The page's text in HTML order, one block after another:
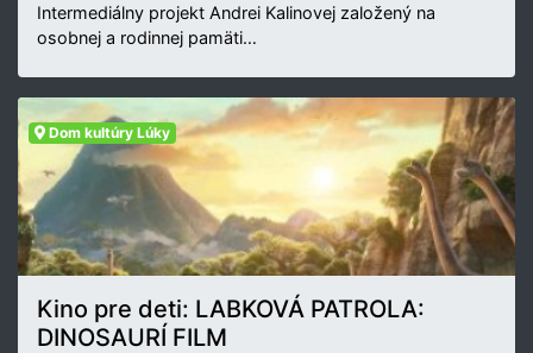
Intermediálny projekt Andrei Kalinovej založený na
osobnej a rodinnej pamäti…
Dom kultúry Lúky
Kino pre deti: LABKOVÁ PATROLA:
DINOSAURÍ FILM